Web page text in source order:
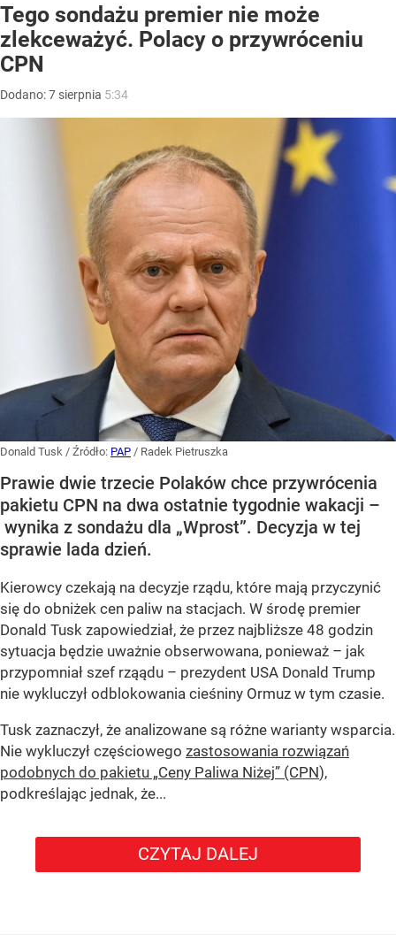
Tego sondażu premier nie może
zlekceważyć. Polacy o przywróceniu
CPN
Dodano:7 sierpnia 5:34
Donald Tusk / Źródło: PAP / Radek Pietruszka
Prawie dwie trzecie Polaków chce przywrócenia
pakietu CPN na dwa ostatnie tygodnie wakacji –
wynika z sondażu dla „Wprost”. Decyzja w tej
sprawie lada dzień.
Kierowcy czekają na decyzje rządu, które mają przyczynić
się do obniżek cen paliw na stacjach. W środę premier
Donald Tusk zapowiedział, że przez najbliższe 48 godzin
sytuacja będzie uważnie obserwowana, ponieważ – jak
przypomniał szef rząądu – prezydent USA Donald Trump
nie wykluczył odblokowania cieśniny Ormuz w tym czasie.
Tusk zaznaczył, że analizowane są różne warianty wsparcia.
Nie wykluczył częściowego zastosowania rozwiązań
podobnych do pakietu „Ceny Paliwa Niżej” (CPN),
podkreślając jednak, że...
CZYTAJ DALEJ